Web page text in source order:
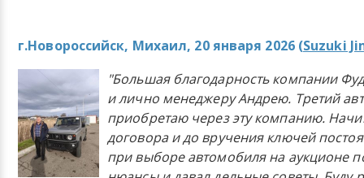
г.Новороссийск, Михаил, 20 января 2026 (Suzuki
"Большая благодарность компании
и лично менеджеру Андрею. Третий
приобретаю через эту компанию.
договора и до вручения ключей
при выборе автомобиля на аукционе